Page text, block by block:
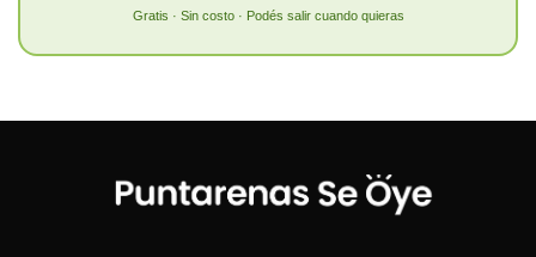
Gratis · Sin costo · Podés salir cuando quieras